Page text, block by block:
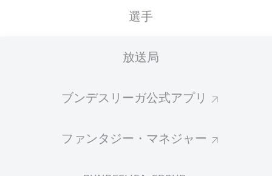
選手
放送局
ブンデスリーガ公式アプリ
ファンタジー・マネジャー